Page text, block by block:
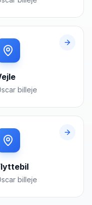
billeje
billeje